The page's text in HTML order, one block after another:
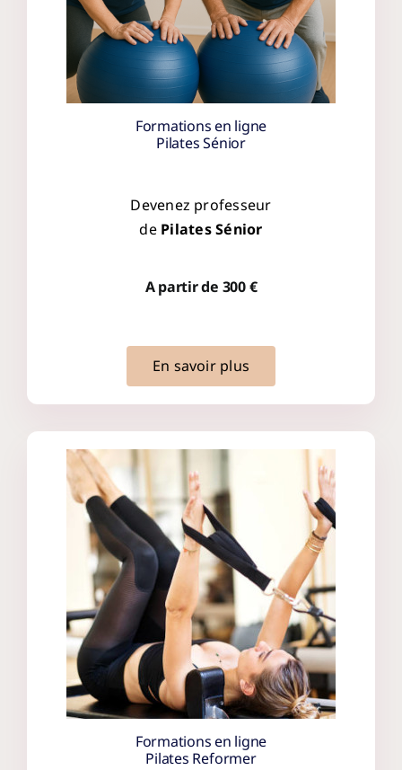
Formations en ligne
Pilates Sénior
Devenez professeur
de Pilates Sénior
A partir de 300 €
En savoir plus
Formations en ligne
Pilates Reformer